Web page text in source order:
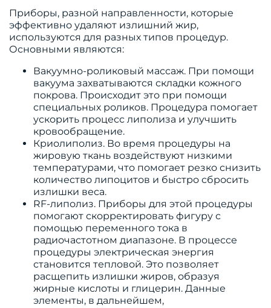
Приборы, разной направленности, которые
эффективно удаляют излишний жир,
используются для разных типов процедур.
Основными являются:
Вакуумно-роликовый массаж. При помощи
вакуума захватываются складки кожного
покрова. Происходит это при помощи
специальных роликов. Процедура помогает
ускорить процесс липолиза и улучшить
кровообращение.
Криолиполиз. Во время процедуры на
жировую ткань воздействуют низкими
температурами, что помогает резко снизить
количество липоцитов и быстро сбросить
излишки веса.
RF-липолиз. Приборы для этой процедуры
помогают скорректировать фигуру с
помощью переменного тока в
радиочастотном диапазоне. В процессе
процедуры электрическая энергия
становится тепловой. Это позволяет
расщепить излишки жиров, образуя
жирные кислоты и глицерин. Данные
элементы, в дальнейшем,